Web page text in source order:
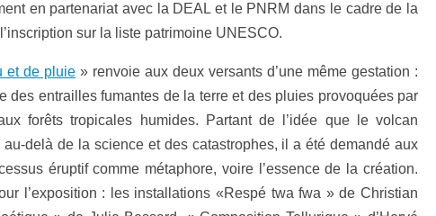
en partenariat avec la DEAL et le PNRM dans le cadre de la
sur la liste patrimoine UNESCO.
et de pluie » renvoie aux deux versants d’une même gestation :
des entrailles fumantes de la terre et des pluies provoquées par
forêts tropicales humides. Partant de l’idée que le volcan
au-delà de la science et des catastrophes, il a été demandé aux
éruptif comme métaphore, voire l’essence de la création.
l’exposition : les installations «Respé twa fwa » de Christian